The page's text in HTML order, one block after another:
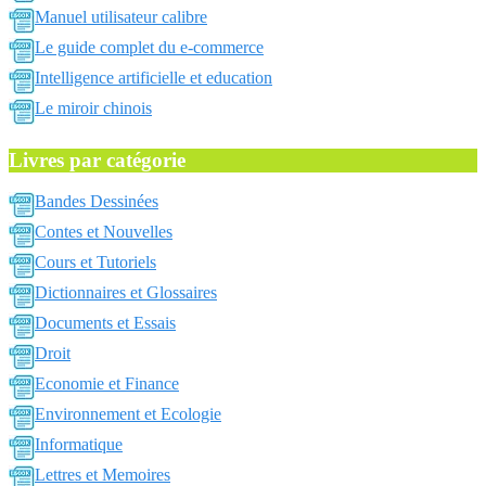
Manuel utilisateur calibre
Le guide complet du e-commerce
Intelligence artificielle et education
Le miroir chinois
Livres par catégorie
Bandes Dessinées
Contes et Nouvelles
Cours et Tutoriels
Dictionnaires et Glossaires
Documents et Essais
Droit
Economie et Finance
Environnement et Ecologie
Informatique
Lettres et Memoires